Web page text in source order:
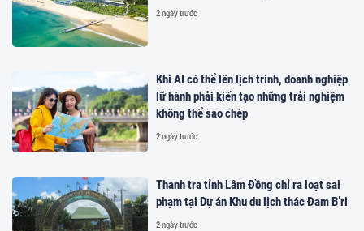
2 ngày trước
Khi AI có thể lên lịch trình, doanh nghiệp
lữ hành phải kiến tạo những trải nghiệm
không thể sao chép
2 ngày trước
Thanh tra tỉnh Lâm Đồng chỉ ra loạt sai
phạm tại Dự án Khu du lịch thác Đam B’ri
2 ngày trước